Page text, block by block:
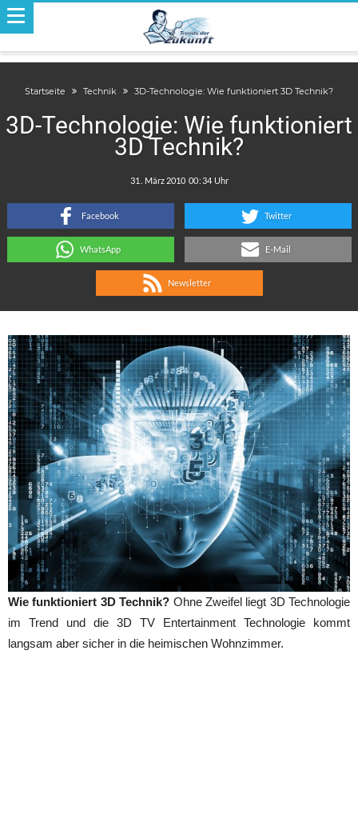
Startseite Technik 3D-Technologie: Wie funktioniert 3D Technik?
3D-Technologie: Wie funktioniert
3D Technik?
:
Facebook Twitter
WhatsApp E-Mail
Newsletter
Wie funktioniert 3D Technik? Ohne Zweifel liegt 3D Technologie
im Trend und die 3D TV Entertainment Technologie kommt
langsam aber sicher in die heimischen Wohnzimmer.